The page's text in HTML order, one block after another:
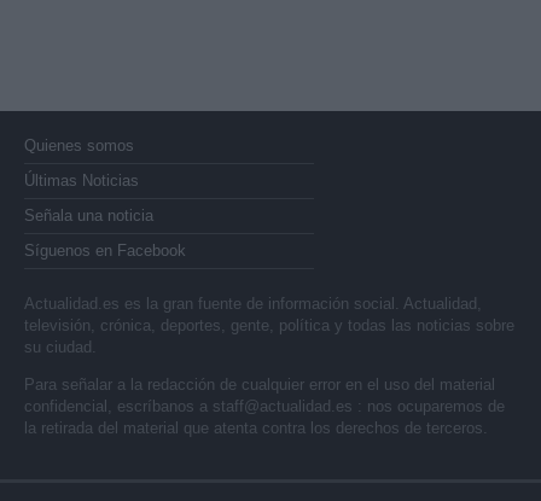
Quienes somos
Últimas Noticias
Señala una noticia
Síguenos en Facebook
Actualidad.es es la gran fuente de información social. Actualidad,
televisión, crónica, deportes, gente, política y todas las noticias sobre
su ciudad.
Para señalar a la redacción de cualquier error en el uso del material
confidencial, escríbanos a staff@actualidad.es : nos ocuparemos de
la retirada del material que atenta contra los derechos de terceros.